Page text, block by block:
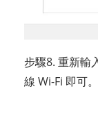
步驟8. 重新輸
線 Wi-Fi 即可。